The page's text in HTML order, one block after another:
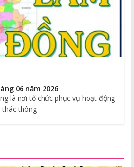
06 năm 2026
là nơi tổ chức phục vụ hoạt động
thác thông